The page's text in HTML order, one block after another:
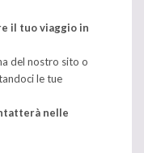
il tuo viaggio in
del nostro sito o
le tue
nelle